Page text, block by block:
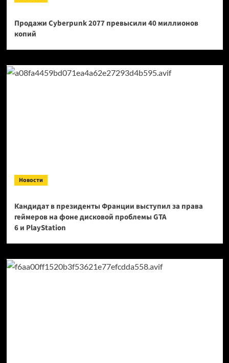
Продажи Cyberpunk 2077 превысили 40 миллионов
копий
Новости
Кандидат в президенты Франции выступил за права
геймеров на фоне дисковой проблемы GTA
6 и PlayStation